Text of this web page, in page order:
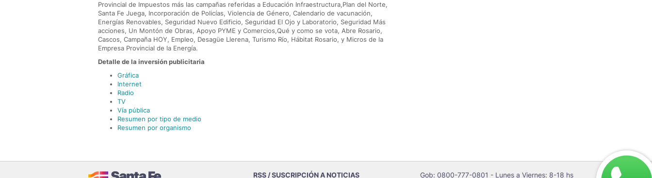
Provincial de Impuestos más las campañas referidas a Educación Infraestructura,Plan del Norte,
Santa Fe Juega, Incorporación de Policías, Violencia de Género, Calendario de vacunación,
Energías Renovables, Seguridad Nuevo Edificio, Seguridad El Ojo y Laboratorio, Seguridad Más
acciones, Un Montón de Obras, Apoyo PYME y Comercios,Qué y como se vota, Abre Rosario,
Cascos, Campaña HOY, Empleo, Desagüe Llerena, Turismo Río, Hábitat Rosario, y Micros de la
Empresa Provincial de la Energía.
Detalle de la inversión publicitaria
Gráfica
Internet
Radio
TV
Vía pública
Resumen por tipo de medio
Resumen por organismo
RSS / SUSCRIPCIÓN A NOTICIAS Gob: 0800-777-0801 - Lunes a Viernes: 8-18 hs